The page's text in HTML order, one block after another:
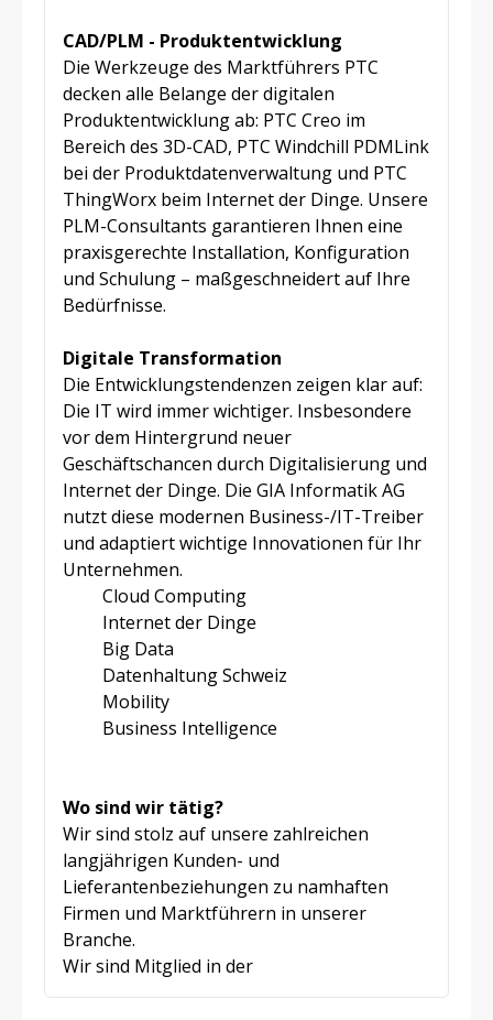
CAD/PLM - Produktentwicklung
Die Werkzeuge des Marktführers PTC
decken alle Belange der digitalen
Produktentwicklung ab: PTC Creo im
Bereich des 3D-CAD, PTC Windchill PDMLink
bei der Produktdatenverwaltung und PTC
ThingWorx beim Internet der Dinge. Unsere
PLM-Consultants garantieren Ihnen eine
praxisgerechte Installation, Konfiguration
und Schulung – maßgeschneidert auf Ihre
Bedürfnisse.
Digitale Transformation
Die Entwicklungstendenzen zeigen klar auf:
Die IT wird immer wichtiger. Insbesondere
vor dem Hintergrund neuer
Geschäftschancen durch Digitalisierung und
Internet der Dinge. Die GIA Informatik AG
nutzt diese modernen Business-/IT-Treiber
und adaptiert wichtige Innovationen für Ihr
Unternehmen.
Cloud Computing
Internet der Dinge
Big Data
Datenhaltung Schweiz
Mobility
Business Intelligence
Wo sind wir tätig?
Wir sind stolz auf unsere zahlreichen
langjährigen Kunden- und
Lieferantenbeziehungen zu namhaften
Firmen und Marktführern in unserer
Branche.
Wir sind Mitglied in der